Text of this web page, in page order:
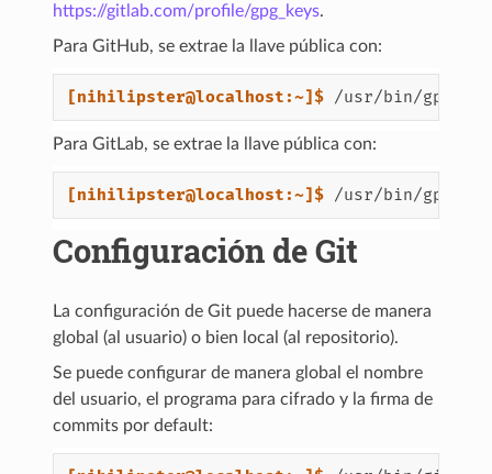
https://gitlab.com/profile/gpg_keys.
Para GitHub, se extrae la llave pública con:
[nihilipster@localhost:~]$ /usr/bin/gpg2
Para GitLab, se extrae la llave pública con:
[nihilipster@localhost:~]$ /usr/bin/gpg2
Configuración de Git
La configuración de Git puede hacerse de manera
global (al usuario) o bien local (al repositorio).
Se puede configurar de manera global el nombre
del usuario, el programa para cifrado y la firma de
commits por default: